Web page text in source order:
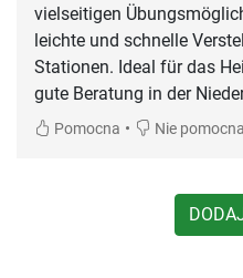
vielseitigen
leichte und schnelle
Stationen. Ideal für das
gute Beratung in der
Pomocna • Nie pomocna